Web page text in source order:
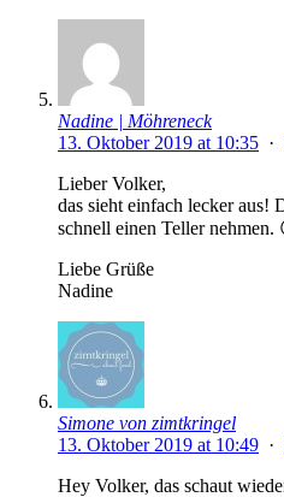
Nadine | Möhreneck
13. Oktober 2019 at 10:35 ·
Lieber Volker,
das sieht einfach lecker aus!
schnell einen Teller nehmen.
Liebe Grüße
Nadine
Simone von zimtkringel
13. Oktober 2019 at 10:49 ·
Hey Volker, das schaut